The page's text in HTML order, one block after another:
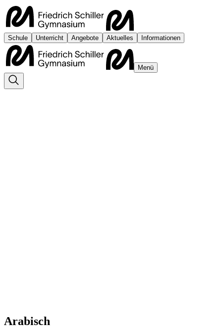
Schule Unterricht Angebote Aktuelles Informationen
Menü
Arabisch